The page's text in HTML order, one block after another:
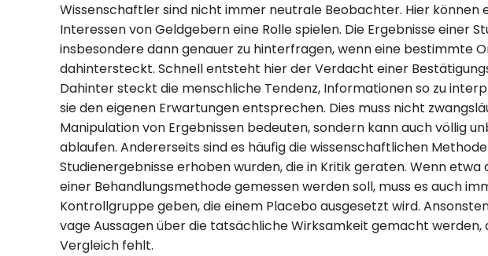
Wissenschaftler sind nicht immer neutrale Beobachter. Hier können
Interessen von Geldgebern eine Rolle spielen. Die Ergebnisse einer
insbesondere dann genauer zu hinterfragen, wenn eine bestimmte
dahintersteckt. Schnell entsteht hier der Verdacht einer
Dahinter steckt die menschliche Tendenz, Informationen so zu
sie den eigenen Erwartungen entsprechen. Dies muss nicht
Manipulation von Ergebnissen bedeuten, sondern kann auch völlig
ablaufen. Andererseits sind es häufig die wissenschaftlichen
Studienergebnisse erhoben wurden, die in Kritik geraten. Wenn etwa
einer Behandlungsmethode gemessen werden soll, muss es auch
Kontrollgruppe geben, die einem Placebo ausgesetzt wird.
vage Aussagen über die tatsächliche Wirksamkeit gemacht werden,
Vergleich fehlt.